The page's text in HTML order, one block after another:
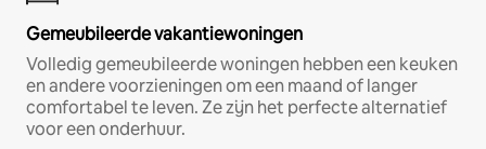
Gemeubileerde vakantiewoningen
Volledig gemeubileerde woningen hebben een keuken
en andere voorzieningen om een maand of langer
comfortabel te leven. Ze zijn het perfecte alternatief
voor een onderhuur.